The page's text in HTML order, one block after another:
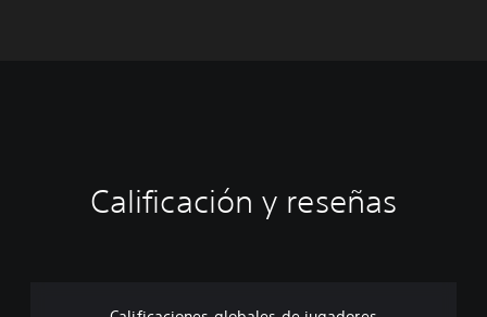
Calificación y reseñas